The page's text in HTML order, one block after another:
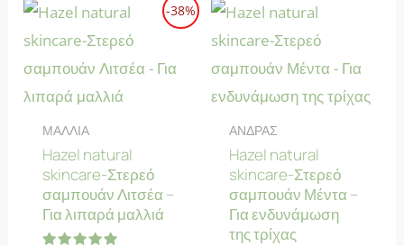
-38%
ΜΑΛΛΙΑ
Hazel natural
skincare-Στερεό
σαμπουάν Λιτσέα –
Για λιπαρά μαλλιά
ΑΝΔΡΑΣ
Hazel natural
skincare-Στερεό
σαμπουάν Μέντα –
Για ενδυνάμωση
της τρίχας